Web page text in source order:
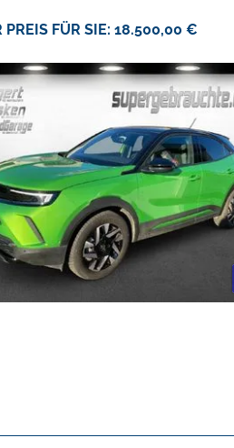
PREIS FÜR SIE: 18.500,00 €